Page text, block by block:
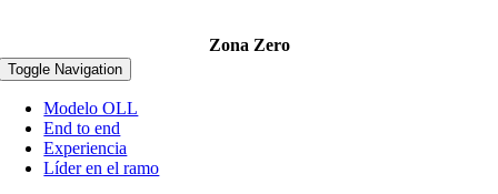
Zona Zero
Toggle Navigation
Modelo OLL
End to end
Experiencia
Líder en el ramo